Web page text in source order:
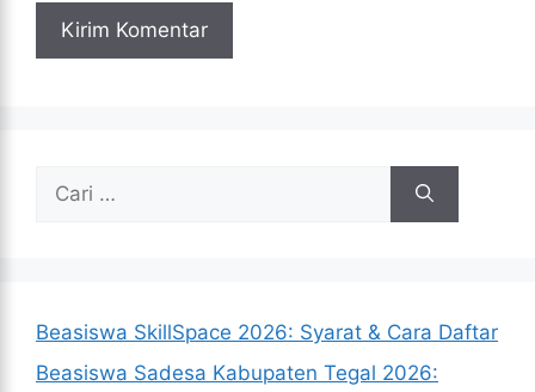
Cari
Beasiswa SkillSpace 2026: Syarat & Cara Daftar
Beasiswa Sadesa Kabupaten Tegal 2026: